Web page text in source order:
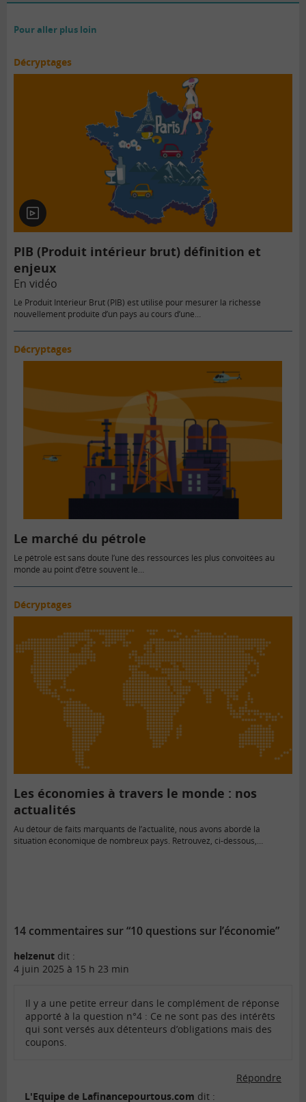
Pour aller plus loin
Décryptages
En
vidéo
PIB (Produit intérieur brut) définition et
enjeux
En vidéo
Le Produit Intérieur Brut (PIB) est utilisé pour mesurer la richesse
nouvellement produite d’un pays au cours d’une…
Décryptages
Le marché du pétrole
Le pétrole est sans doute l’une des ressources les plus convoitées au
monde au point d’être souvent le…
Décryptages
Les économies à travers le monde : nos
actualités
Au détour de faits marquants de l’actualité, nous avons abordé la
situation économique de nombreux pays. Retrouvez, ci-dessous,…
14 commentaires sur “10 questions sur l’économie”
helzenut dit :
4 juin 2025 à 15 h 23 min
Il y a une petite erreur dans le complément de réponse
apporté à la question n°4 : Ce ne sont pas des intérêts
qui sont versés aux détenteurs d’obligations mais des
coupons.
Répondre
L'Equipe de Lafinancepourtous.com dit :